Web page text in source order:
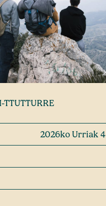
TTUTTURRE
2026ko Urriak 4